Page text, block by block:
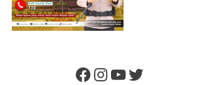
Facebook
Instagram
YouTube
Twitter